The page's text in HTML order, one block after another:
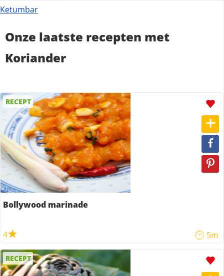
Ketumbar
Onze laatste recepten met
Koriander
RECEPT
Bollywood marinade
4 5m
RECEPT